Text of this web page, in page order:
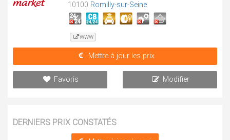
10100 Romilly-sur-Seine
WWW
Mettre à jour les prix
Favoris Modifier
DERNIERS PRIX CONSTATÉS